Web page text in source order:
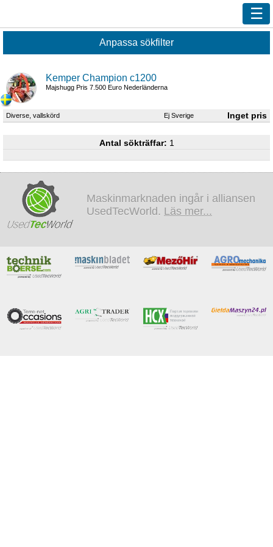
Våra handlare
Efterlys
Bevaka
Kundservice
Logga in
Maskinmarknaden ingår i alliansen
UsedTecWorld. Läs mer...
Kemper Champion c1200
Majshugg Pris 7.500 Euro Nederländerna
Diverse, vallskörd Ej Sverige
Antal sökträffar: 1